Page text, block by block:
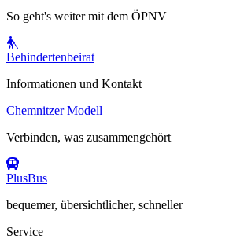
So geht's weiter mit dem ÖPNV
Behindertenbeirat
Informationen und Kontakt
Chemnitzer Modell
Verbinden, was zusammengehört
PlusBus
bequemer, übersichtlicher, schneller
Service